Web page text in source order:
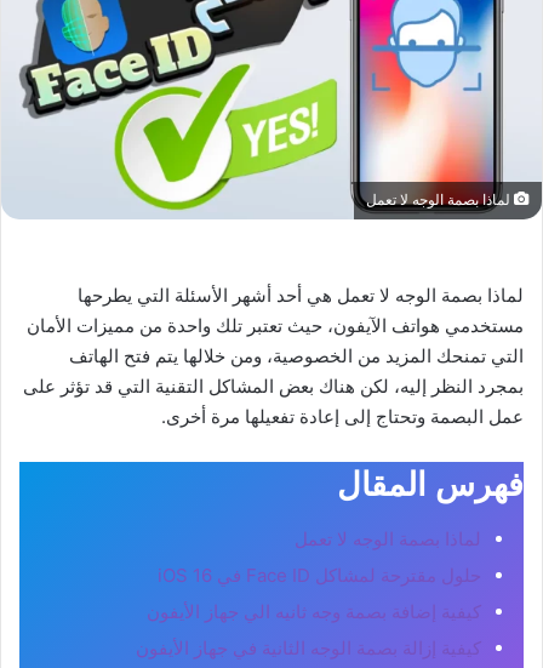
لماذا بصمة الوجه لا تعمل
لماذا بصمة الوجه لا تعمل هي أحد أشهر الأسئلة التي يطرحها
مستخدمي هواتف الآيفون، حيث تعتبر تلك واحدة من مميزات الأمان
التي تمنحك المزيد من الخصوصية، ومن خلالها يتم فتح الهاتف
بمجرد النظر إليه، لكن هناك بعض المشاكل التقنية التي قد تؤثر على
عمل البصمة وتحتاج إلى إعادة تفعيلها مرة أخرى.
فهرس المقال
لماذا بصمة الوجه لا تعمل
حلول مقترحة لمشاكل Face ID في iOS 16
كيفية إضافة بصمة وجه ثانيه الي جهاز الأيفون
كيفية إزالة بصمة الوجه الثانية في جهاز الأيفون